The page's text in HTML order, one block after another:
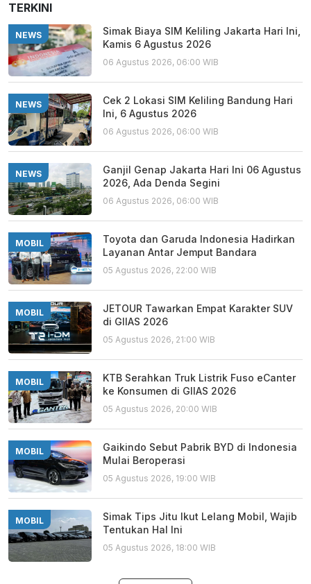
TERKINI
NEWS
Simak Biaya SIM Keliling Jakarta Hari Ini,
Kamis 6 Agustus 2026
06 Agustus 2026, 06:00 WIB
NEWS
Cek 2 Lokasi SIM Keliling Bandung Hari
Ini, 6 Agustus 2026
06 Agustus 2026, 06:00 WIB
NEWS
Ganjil Genap Jakarta Hari Ini 06 Agustus
2026, Ada Denda Segini
06 Agustus 2026, 06:00 WIB
MOBIL
Toyota dan Garuda Indonesia Hadirkan
Layanan Antar Jemput Bandara
05 Agustus 2026, 22:00 WIB
MOBIL
JETOUR Tawarkan Empat Karakter SUV
di GIIAS 2026
05 Agustus 2026, 21:00 WIB
MOBIL
KTB Serahkan Truk Listrik Fuso eCanter
ke Konsumen di GIIAS 2026
05 Agustus 2026, 20:00 WIB
MOBIL
Gaikindo Sebut Pabrik BYD di Indonesia
Mulai Beroperasi
05 Agustus 2026, 19:00 WIB
MOBIL
Simak Tips Jitu Ikut Lelang Mobil, Wajib
Tentukan Hal Ini
05 Agustus 2026, 18:00 WIB